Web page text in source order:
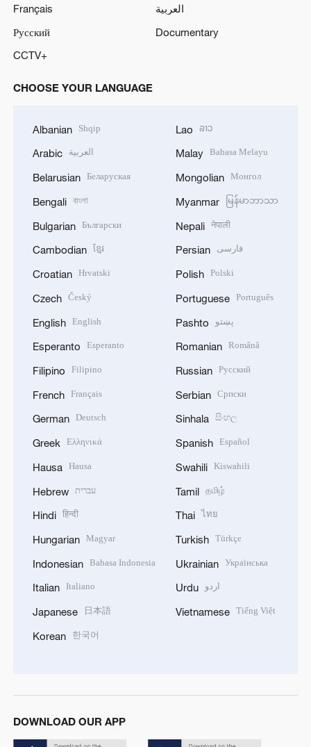
Français
العربية
Русский
Documentary
CCTV+
CHOOSE YOUR LANGUAGE
Albanian Shqip
Arabic العربية
Belarusian Беларуская
Bengali বাংলা
Bulgarian Български
Cambodian ខ្មែរ
Croatian Hrvatski
Czech Český
English English
Esperanto Esperanto
Filipino Filipino
French Français
German Deutsch
Greek Ελληνικά
Hausa Hausa
Hebrew עברית
Hindi हिन्दी
Hungarian Magyar
Indonesian Bahasa Indonesia
Italian Italiano
Japanese 日本語
Korean 한국어
Lao ລາວ
Malay Bahasa Melayu
Mongolian Монгол
Myanmar မြန်မာဘာသာ
Nepali नेपाली
Persian فارسی
Polish Polski
Portuguese Português
Pashto پښتو
Romanian Română
Russian Русский
Serbian Српски
Sinhala සිංහල
Spanish Español
Swahili Kiswahili
Tamil தமிழ்
Thai ไทย
Turkish Türkçe
Ukrainian Українська
Urdu اردو
Vietnamese Tiếng Việt
DOWNLOAD OUR APP